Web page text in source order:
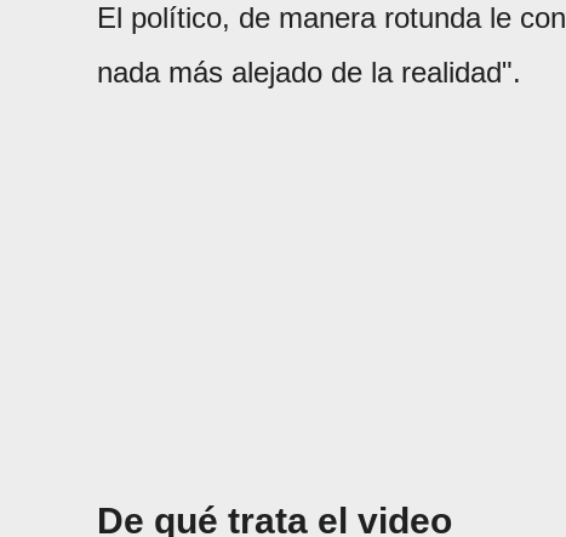
El político, de manera rotunda le
nada más alejado de la realidad".
De qué trata el video